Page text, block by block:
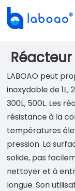
LABOAO peut
inoxydable de 1L,
300L, 500L. Les
résistance à la
températures
pression. La
solide, pas
nettoyer et à
longue. Son